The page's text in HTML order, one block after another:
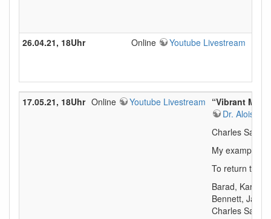
26.04.21, 18Uhr Online Youtube Livestream
17.05.21, 18Uhr Online Youtube Livestream “Vibrant
Dr. Aloisia
Charles
My examples
To return to
Barad, Karen.
Bennett, Jane.
Charles